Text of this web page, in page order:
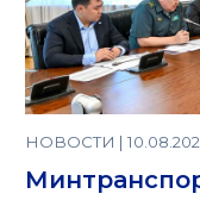
НОВОСТИ |